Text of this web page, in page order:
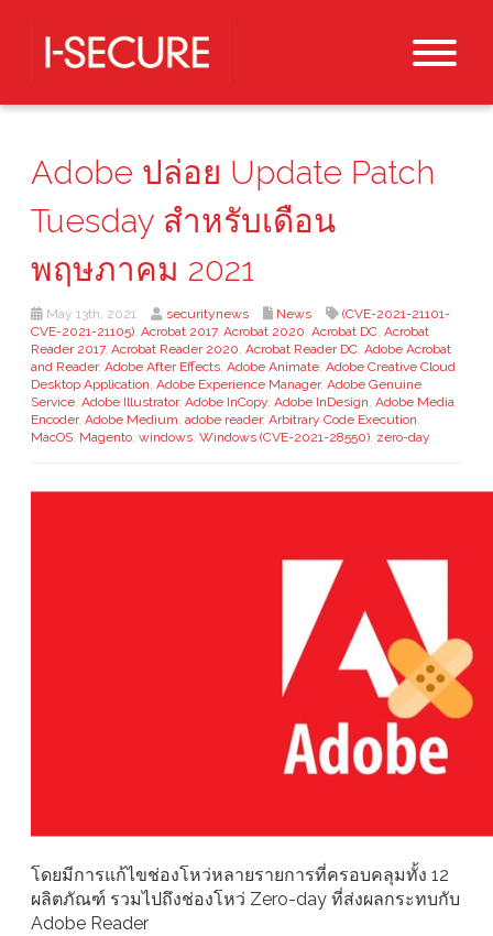
Adobe ปล่อย Update Patch
Tuesday สำหรับเดือน
พฤษภาคม 2021
May 13th, 2021 securitynews News
(CVE-2021-21101-
CVE-2021-21105), Acrobat 2017, Acrobat 2020, Acrobat DC, Acrobat
Reader 2017, Acrobat Reader 2020, Acrobat Reader DC, Adobe Acrobat
and Reader, Adobe After Effects, Adobe Animate, Adobe Creative Cloud
Desktop Application, Adobe Experience Manager, Adobe Genuine
Service, Adobe Illustrator, Adobe InCopy, Adobe InDesign, Adobe Media
Encoder, Adobe Medium, adobe reader, Arbitrary Code Execution,
MacOS, Magento, windows, Windows (CVE-2021-28550), zero-day
โดยมีการแก้ไขช่องโหว่หลายรายการที่ครอบคลุมทั้ง 12
ผลิตภัณฑ์ รวมไปถึงช่องโหว่ Zero-day ที่ส่งผลกระทบกับ
Adobe Reader